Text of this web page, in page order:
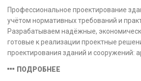
Профессиональное проектирование
учётом нормативных требований и
Разрабатываем надёжные,
готовые к реализации проектные
проектирования зданий и сооружений:
сметная документация. Полный цикл
ПОДРОБНЕЕ